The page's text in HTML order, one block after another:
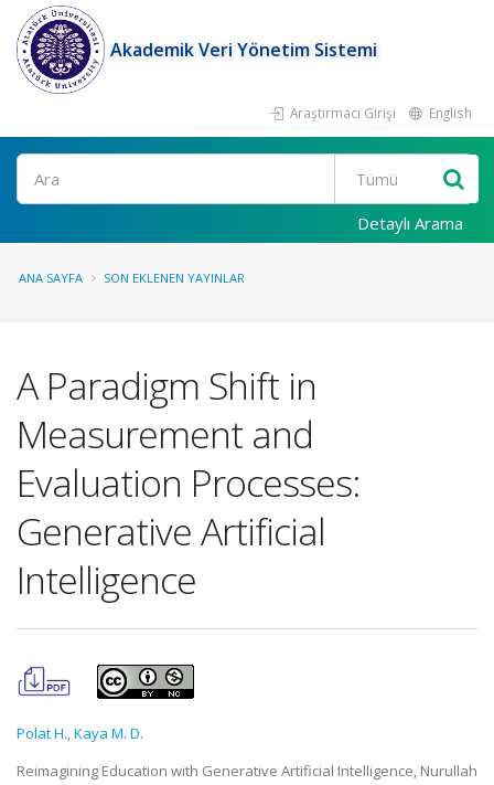
Akademik Veri Yönetim Sistemi
Araştırmacı Girişi English
Ara
Detaylı Arama
ANA SAYFA SON EKLENEN YAYINLAR
A Paradigm Shift in
Measurement and
Evaluation Processes:
Generative Artificial
Intelligence
Polat H.,Kaya M. D.
Reimagining Education with Generative Artificial Intelligence, Nurullah